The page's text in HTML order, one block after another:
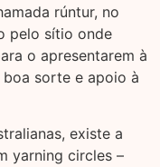
rúntur, no
pelo sítio onde
o apresentarem à
sorte e apoio à
existe a
yarning circles –